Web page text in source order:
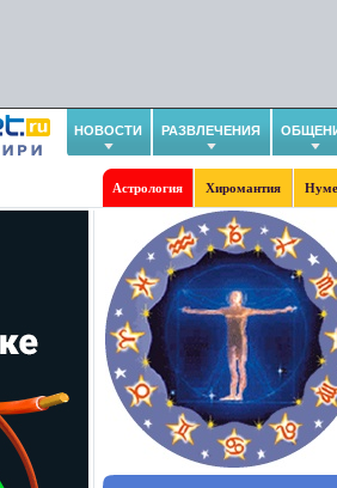
НОВОСТИ РАЗВЛЕЧЕНИЯ
Астрология Хиромантия